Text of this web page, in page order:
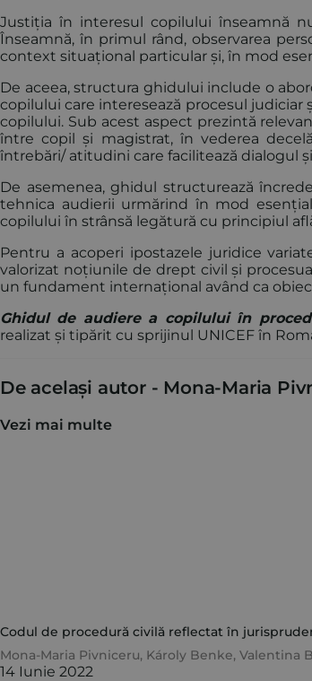
Justiția în interesul copilului înseamnă
Înseamnă, în primul rând, observarea
context situațional particular și, în mod
De aceea, structura ghidului include o
copilului care interesează procesul judiciar
copilului. Sub acest aspect prezintă
între copil și magistrat, în vederea
întrebări/ atitudini care facilitează dialogul
De asemenea, ghidul structurează
tehnica audierii urmărind în mod
copilului în strânsă legătură cu principiul
Pentru a acoperi ipostazele juridice
valorizat noțiunile de drept civil și
un fundament internațional având ca
Ghidul de audiere a copilului în
realizat și tipărit cu sprijinul UNICEF în
De același autor - Mona-Maria
Vezi mai multe
Codul de procedură civilă reflectat în
Mona-Maria Pivniceru, Károly Benke, Valentina
14 Iunie 2022